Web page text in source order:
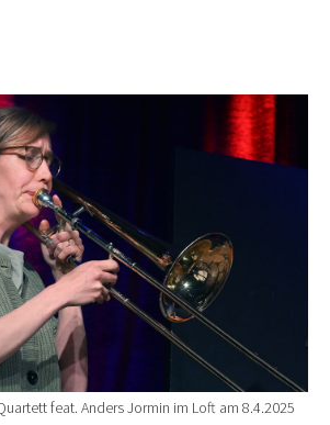
feat. Anders Jormin im Loft am 8.4.2025